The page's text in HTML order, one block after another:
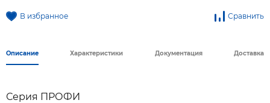
В избранное Сравнить
Описание Характеристики Документация Доставка
Серия ПРОФИ